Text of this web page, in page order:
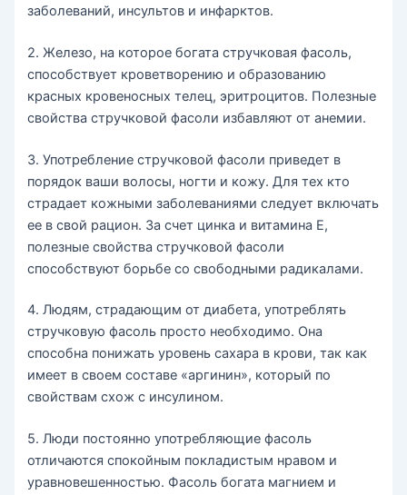
заболеваний, инсультов и инфарктов.
2. Железо, на которое богата стручковая фасоль,
способствует кроветворению и образованию
красных кровеносных телец, эритроцитов. Полезные
свойства стручковой фасоли избавляют от анемии.
3. Употребление стручковой фасоли приведет в
порядок ваши волосы, ногти и кожу. Для тех кто
страдает кожными заболеваниями следует включать
ее в свой рацион. За счет цинка и витамина Е,
полезные свойства стручковой фасоли
способствуют борьбе со свободными радикалами.
4. Людям, страдающим от диабета, употреблять
стручковую фасоль просто необходимо. Она
способна понижать уровень сахара в крови, так как
имеет в своем составе «аргинин», который по
свойствам схож с инсулином.
5. Люди постоянно употребляющие фасоль
отличаются спокойным покладистым нравом и
уравновешенностью. Фасоль богата магнием и